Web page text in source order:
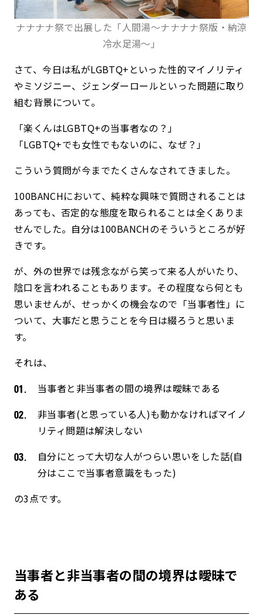
ナナナナ祭で出展した「人間湯〜ナナナナ祭版・納涼
冷水足湯〜」
さて、今日は私がLGBTQ+といった性的マイノリティ
やミソジニー、ジェンダーロールといった問題に取り
組む背景について。
「楽くんはLGBTQ+の当事者なの？」
「LGBTQ+でも女性でもないのに、なぜ？」
こういう質問が今までたくさんなされてきました。
100BANCHにおいて、純粋な興味で質問されることは
あっても、否定的な態度を取られることは全くありま
せんでした。自分は100BANCHのそういうところが好
きです。
が、外の世界では残念ながら笑って来る人がいたり、
陰口を言われることもあります。その程度なら何とも
思いませんが、せっかくの機会なので「当事者性」に
ついて、大事だと思うことを今日は綴ろうと思いま
す。
それは、
当事者と非当事者の間の境界は曖昧である
非当事者(と思っている人)も動かなければマイノ
リティ問題は解決しない
自分にとって大切な人がつらい思いをした話(自
分はここで当事者意識をもった)
の3点です。
当事者と非当事者の間の境界は曖昧で
ある